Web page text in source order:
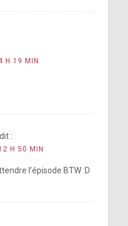
H 19 MIN
dit :
H 50 MIN
l’épisode BTW :D